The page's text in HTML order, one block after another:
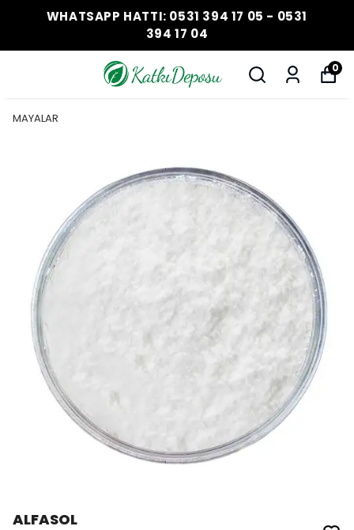
WHATSAPP HATTI: 0531 394 17 05 - 0531
394 17 04
0
MAYALAR
ALFASOL